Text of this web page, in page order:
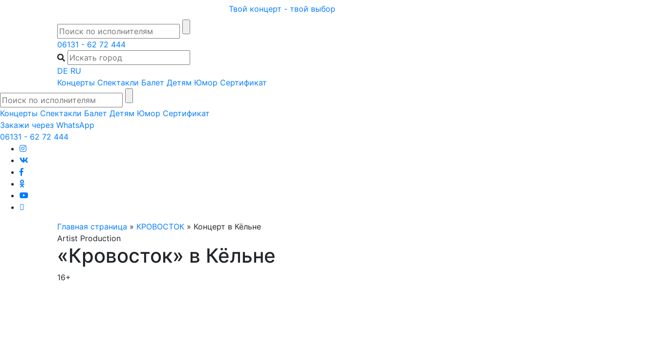
Твой концерт - твой выбор
06131 - 62 72 444
DE RU
Концерты Спектакли Балет Детям Юмор Сертификат
Концерты Спектакли Балет Детям Юмор Сертификат
Закажи через WhatsApp
06131 - 62 72 444
Главная страница » КРОВОСТОК » Концерт в Кёльне
Artist Production
«Кровосток» в Кёльне
16+